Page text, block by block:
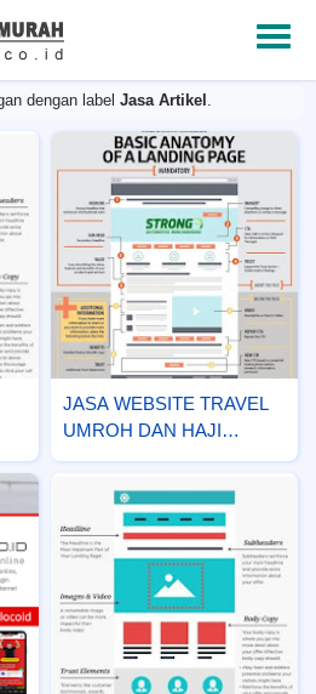
dengan label Jasa Artikel .
JASA WEBSITE TRAVEL
UMROH DAN HAJI
TERBAIK TERPERCAYA